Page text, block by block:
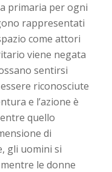
primaria per ogni
rappresentati
come attori
viene negata
sentirsi
riconosciute
e l’azione è
quello
di
gli uomini si
le donne